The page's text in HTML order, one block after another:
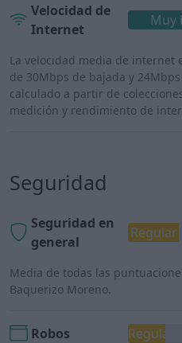
Velocidad de
Internet
Muy
La velocidad media de internet
de 30Mbps de bajada y
calculado a partir de
medición y rendimiento de
Seguridad
Seguridad en
general
Regular
Media de todas las
Baquerizo Moreno.
Robos Regular